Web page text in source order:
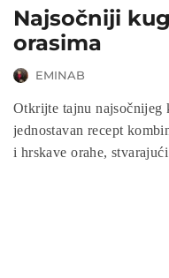
Najsočniji
orasima
EMINAB
Otkrijte tajnu najsočnijeg
jednostavan recept
i hrskave orahe,